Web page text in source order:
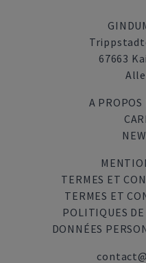
67663
A PROPOS
TERMES ET
TERMES ET
POLITIQUES
DONNÉES